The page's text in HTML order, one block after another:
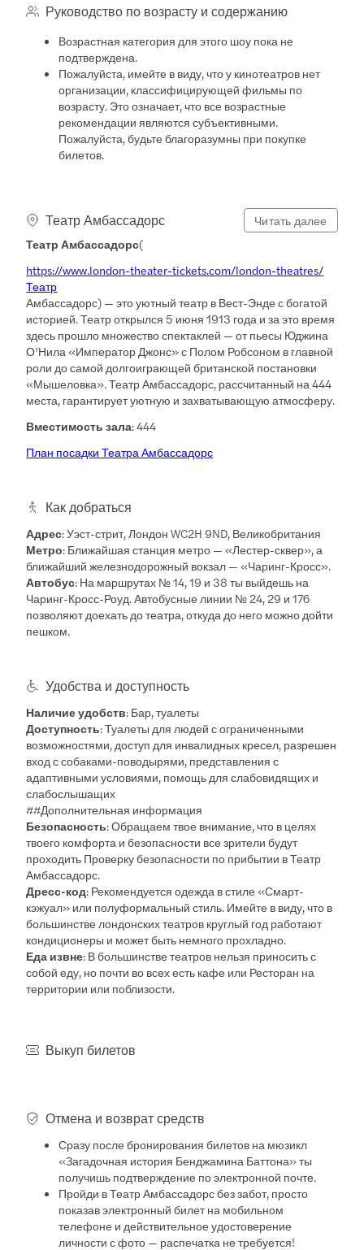
Руководство по возрасту и содержанию
Возрастная категория для этого шоу пока не
подтверждена.
Пожалуйста, имейте в виду, что у кинотеатров нет
организации, классифицирующей фильмы по
возрасту. Это означает, что все возрастные
рекомендации являются субъективными.
Пожалуйста, будьте благоразумны при покупке
билетов.
Театр Амбассадорс
Читать далее
Театр Амбассадорс(
https://www.london-theater-tickets.com/london-theatres/
Театр
Амбассадорс) — это уютный театр в Вест-Энде с богатой
историей. Театр открылся 5 июня 1913 года и за это время
здесь прошло множество спектаклей — от пьесы Юджина
О’Нила «Император Джонс» с Полом Робсоном в главной
роли до самой долгоиграющей британской постановки
«Мышеловка». Театр Амбассадорс, рассчитанный на 444
места, гарантирует уютную и захватывающую атмосферу.
Вместимость зала: 444
План посадки Театра Амбассадорс
Как добраться
Адрес: Уэст-стрит, Лондон WC2H 9ND, Великобритания
Метро: Ближайшая станция метро — «Лестер-сквер», а
ближайший железнодорожный вокзал — «Чаринг-Кросс».
Автобус: На маршрутах № 14, 19 и 38 ты выйдешь на
Чаринг-Кросс-Роуд. Автобусные линии № 24, 29 и 176
позволяют доехать до театра, откуда до него можно дойти
пешком.
Удобства и доступность
Наличие удобств: Бар, туалеты
Доступность: Туалеты для людей с ограниченными
возможностями, доступ для инвалидных кресел, разрешен
вход с собаками-поводырями, представления с
адаптивными условиями, помощь для слабовидящих и
слабослышащих
##Дополнительная информация
Безопасность: Обращаем твое внимание, что в целях
твоего комфорта и безопасности все зрители будут
проходить Проверку безопасности по прибытии в Театр
Амбассадорс.
Дресс-код: Рекомендуется одежда в стиле «Смарт-
кэжуал» или полуформальный стиль. Имейте в виду, что в
большинстве лондонских театров круглый год работают
кондиционеры и может быть немного прохладно.
Еда извне: В большинстве театров нельзя приносить с
собой еду, но почти во всех есть кафе или Ресторан на
территории или поблизости.
Выкуп билетов
Отмена и возврат средств
Сразу после бронирования билетов на мюзикл
«Загадочная история Бенджамина Баттона» ты
получишь подтверждение по электронной почте.
Пройди в Театр Амбассадорс без забот, просто
показав электронный билет на мобильном
телефоне и действительное удостоверение
личности с фото — распечатка не требуется!